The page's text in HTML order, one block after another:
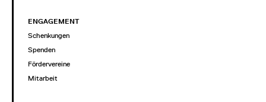
ENGAGEMENT
Schenkungen
Spenden
Fördervereine
Mitarbeit